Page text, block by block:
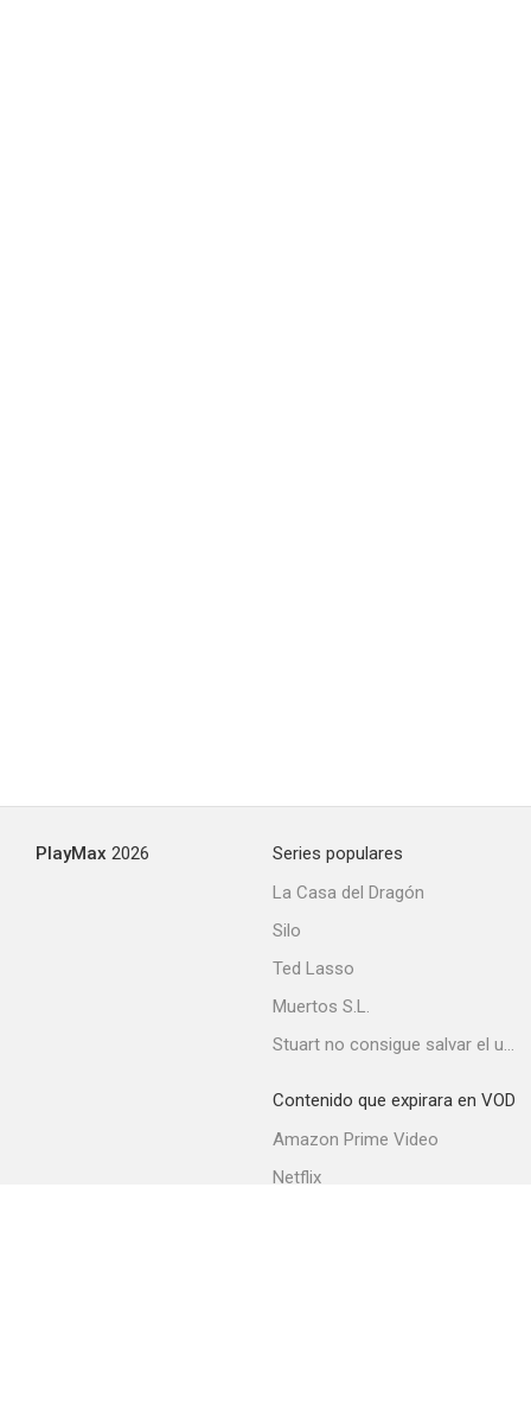
PlayMax 2026
Series populares
La Casa del Dragón
Silo
Ted Lasso
Muertos S.L.
Stuart no consigue salvar el universo
Contenido que expirara en VOD
Amazon Prime Video
Netflix